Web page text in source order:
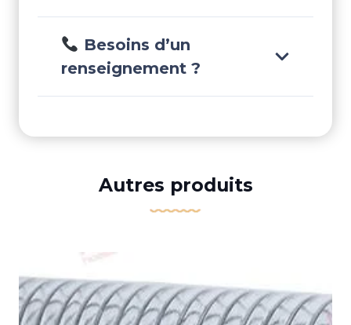
Besoins d’un
renseignement ?
Autres produits